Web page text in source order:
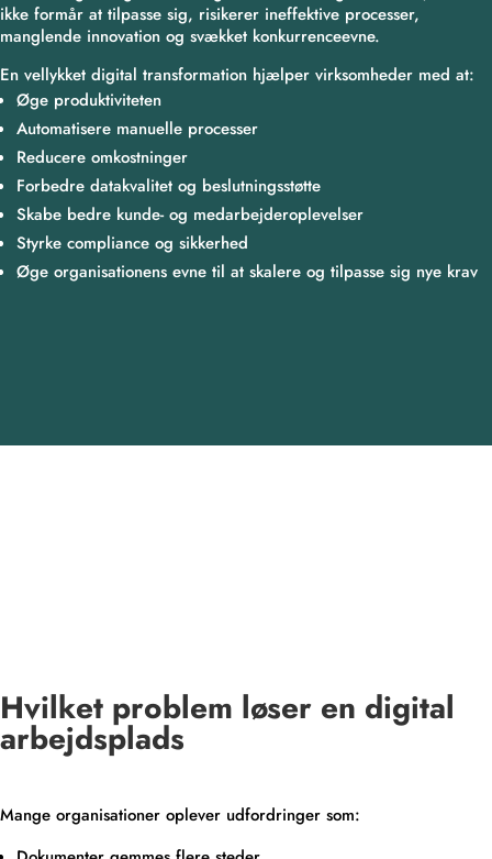
ikke formår at tilpasse sig, risikerer ineffektive processer,
manglende innovation og svækket konkurrenceevne.
En vellykket digital transformation hjælper virksomheder med at:
Øge produktiviteten
Automatisere manuelle processer
Reducere omkostninger
Forbedre datakvalitet og beslutningsstøtte
Skabe bedre kunde- og medarbejderoplevelser
Styrke compliance og sikkerhed
Øge organisationens evne til at skalere og tilpasse sig nye krav
Hvilket problem løser en digital
arbejdsplads
Mange organisationer oplever udfordringer som: